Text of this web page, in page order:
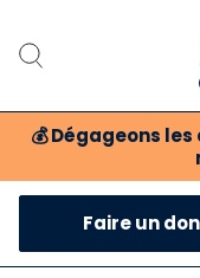
💰 Dégageons
Faire un don